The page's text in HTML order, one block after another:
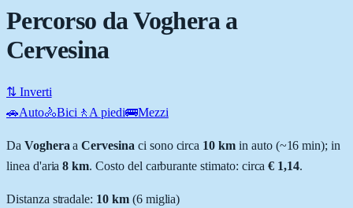
Percorso da Voghera a
Cervesina
⇅ Inverti
🚗Auto🚴Bici 🚶 A piedi🚌Mezzi
Da Voghera aCervesina ci sono circa 10 km in auto (~16 min); in
linea d'aria8 km. Costo del carburante stimato: circa € 1,14.
Distanza stradale: 10 km (6miglia)